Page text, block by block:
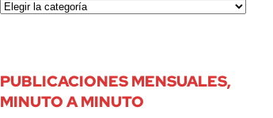
PUBLICACIONES MENSUALES,
MINUTO A MINUTO